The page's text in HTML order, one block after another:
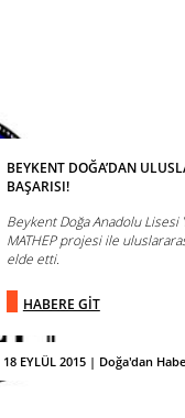
18 EYLÜL 2015 | Doğa'dan
BEYKENT DOĞA’DAN
BAŞARISI!
Beykent Doğa Anadolu
MATHEP projesi ile
elde etti.
HABERE GİT